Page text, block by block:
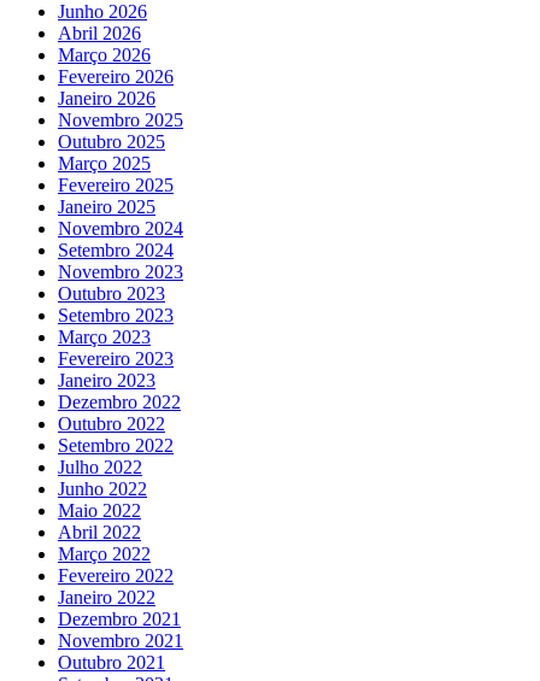
Junho 2026
Abril 2026
Março 2026
Fevereiro 2026
Janeiro 2026
Novembro 2025
Outubro 2025
Março 2025
Fevereiro 2025
Janeiro 2025
Novembro 2024
Setembro 2024
Novembro 2023
Outubro 2023
Setembro 2023
Março 2023
Fevereiro 2023
Janeiro 2023
Dezembro 2022
Outubro 2022
Setembro 2022
Julho 2022
Junho 2022
Maio 2022
Abril 2022
Março 2022
Fevereiro 2022
Janeiro 2022
Dezembro 2021
Novembro 2021
Outubro 2021